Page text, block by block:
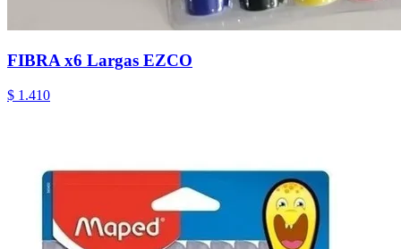
FIBRA x6 Largas EZCO
$ 1.410